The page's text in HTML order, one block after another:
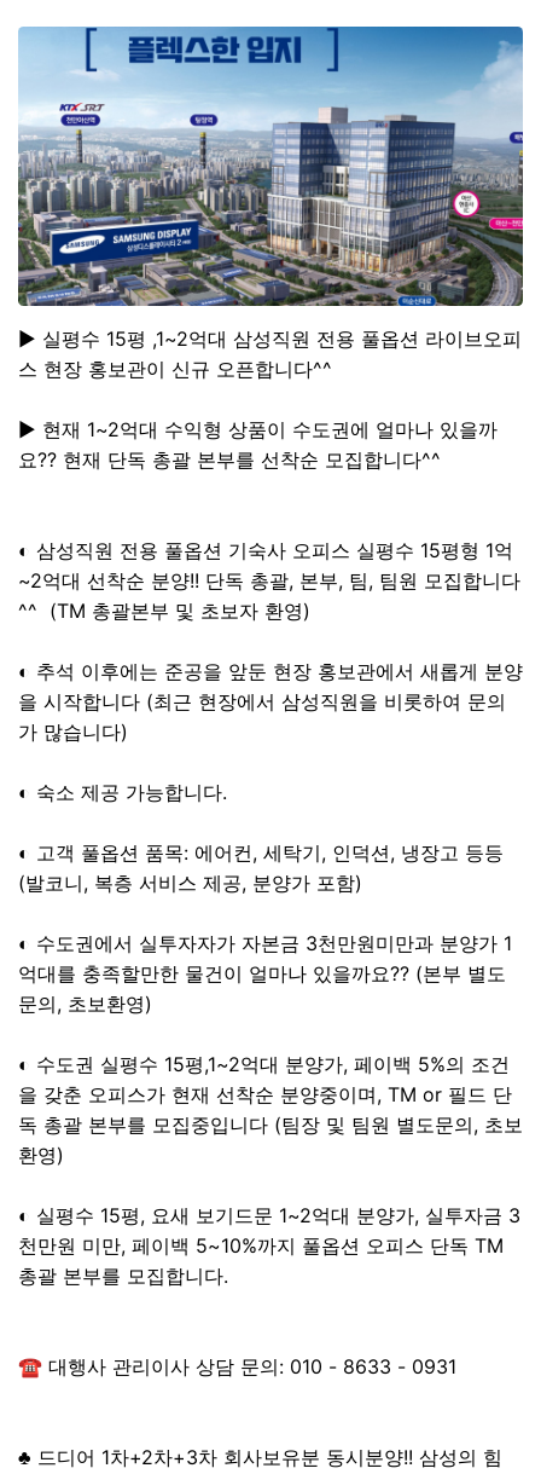
본문
▶ 실평수 15평 ,1~2억대 삼성직원 전용 풀옵션 라이브오피
스 현장 홍보관이 신규 오픈합니다^^
▶ 현재 1~2억대 수익형 상품이 수도권에 얼마나 있을까
요?? 현재 단독 총괄 본부를 선착순 모집합니다^^
◐ 삼성직원 전용 풀옵션 기숙사 오피스 실평수 15평형 1억
~2억대 선착순 분양!! 단독 총괄, 본부, 팀, 팀원 모집합니다
^^ (TM 총괄본부 및 초보자 환영)
◐ 추석 이후에는 준공을 앞둔 현장 홍보관에서 새롭게 분양
을 시작합니다 (최근 현장에서 삼성직원을 비롯하여 문의
가 많습니다)
◐ 숙소 제공 가능합니다.
◐ 고객 풀옵션 품목: 에어컨, 세탁기, 인덕션, 냉장고 등등
(발코니, 복층 서비스 제공, 분양가 포함)
◐ 수도권에서 실투자자가 자본금 3천만원미만과 분양가 1
억대를 충족할만한 물건이 얼마나 있을까요?? (본부 별도
문의, 초보환영)
◐ 수도권 실평수 15평,1~2억대 분양가, 페이백 5%의 조건
을 갖춘 오피스가 현재 선착순 분양중이며, TM or 필드 단
독 총괄 본부를 모집중입니다 (팀장 및 팀원 별도문의, 초보
환영)
◐ 실평수 15평, 요새 보기드문 1~2억대 분양가, 실투자금 3
천만원 미만, 페이백 5~10%까지 풀옵션 오피스 단독 TM
총괄 본부를 모집합니다.
☎ 대행사 관리이사 상담 문의: 010 - 8633 - 0931
♣ 드디어 1차+2차+3차 회사보유분 동시분양!! 삼성의 힘